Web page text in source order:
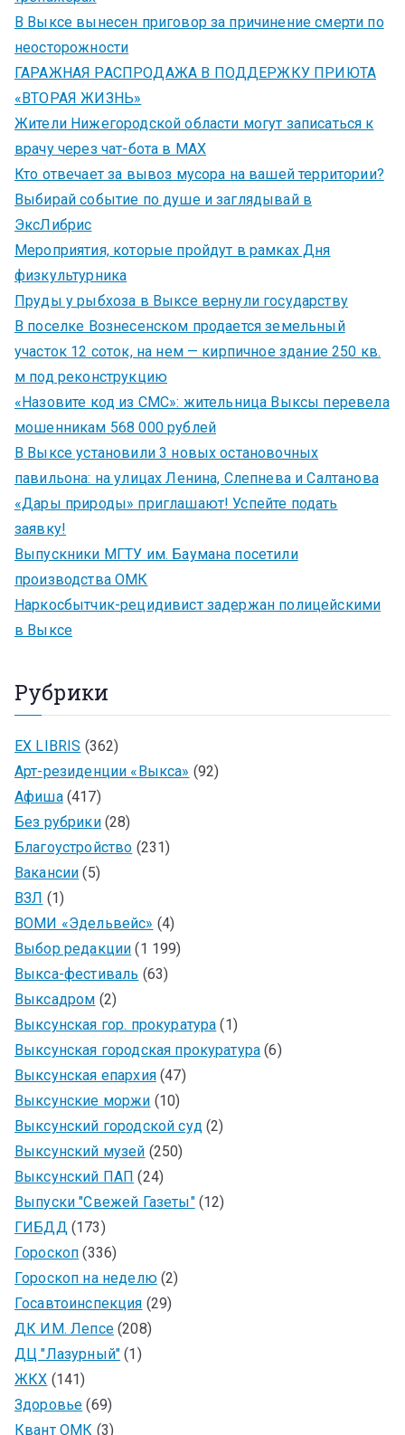
В Выксе вынесен приговор за причинение смерти по
неосторожности
ГАРАЖНАЯ РАСПРОДАЖА В ПОДДЕРЖКУ ПРИЮТА
«ВТОРАЯ ЖИЗНЬ»
Жители Нижегородской области могут записаться к
врачу через чат-бота в MAX
Кто отвечает за вывоз мусора на вашей территории?
Выбирай событие по душе и заглядывай в
ЭксЛибрис
Мероприятия, которые пройдут в рамках Дня
физкультурника
Пруды у рыбхоза в Выксе вернули государству
В поселке Вознесенском продается земельный
участок 12 соток, на нем — кирпичное здание 250 кв.
м под реконструкцию
«Назовите код из СМС»: жительница Выксы перевела
мошенникам 568 000 рублей
В Выксе установили 3 новых остановочных
павильона: на улицах Ленина, Слепнева и Салтанова
«Дары природы» приглашают! Успейте подать
заявку!
Выпускники МГТУ им. Баумана посетили
производства ОМК
Наркосбытчик-рецидивист задержан полицейскими
в Выксе
Рубрики
EX LIBRIS (362)
Арт-резиденции «Выкса» (92)
Афиша(417)
Без рубрики(28)
Благоустройство (231)
Вакансии (5)
ВЗЛ (1)
ВОМИ «Эдельвейс» (4)
Выбор редакции (1 199)
Выкса-фестиваль (63)
Выксадром (2)
Выксунская гор. прокуратура (1)
Выксунская городская прокуратура (6)
Выксунская епархия(47)
Выксунские моржи (10)
Выксунский городской суд (2)
Выксунский музей (250)
Выксунский ПАП (24)
Выпуски "Свежей Газеты"(12)
ГИБДД (173)
Гороскоп (336)
Гороскоп на неделю(2)
Госавтоинспекция (29)
ДК ИМ. Лепсе(208)
ДЦ "Лазурный" (1)
ЖКХ (141)
Здоровье (69)
Квант ОМК (3)